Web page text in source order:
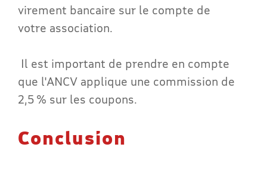
virement bancaire sur le compte de
votre association.
Il est important de prendre en compte
que l'ANCV applique une commission de
2,5 % sur les coupons.
Conclusion